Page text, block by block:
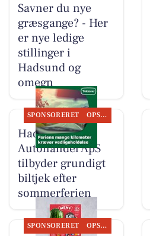
Savner du nye
græsgange? - Her
er nye ledige
stillinger i
Hadsund og
omegn
SPONSORERET OPSLAGSTAVLEN
Hadsund
Autohandel ApS
tilbyder grundigt
biltjek efter
sommerferien
SPONSORERET OPSLAGSTAVLEN